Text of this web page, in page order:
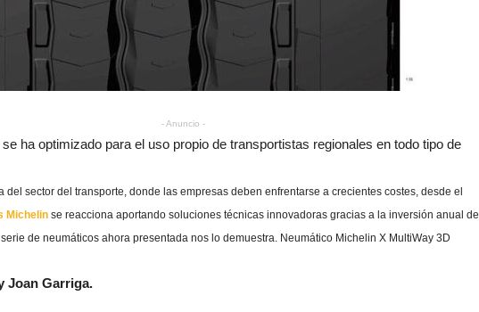
- Anuncio -
ha optimizado para el uso propio de transportistas regionales en todo tipo de
del sector del transporte, donde las empresas deben enfrentarse a crecientes costes, desde el
Michelin se reacciona aportando soluciones técnicas innovadoras gracias a la inversión anual de
de neumáticos ahora presentada nos lo demuestra. Neumático Michelin X MultiWay 3D
Joan Garriga.